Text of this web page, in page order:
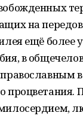
на
ещё более
в
процветания.